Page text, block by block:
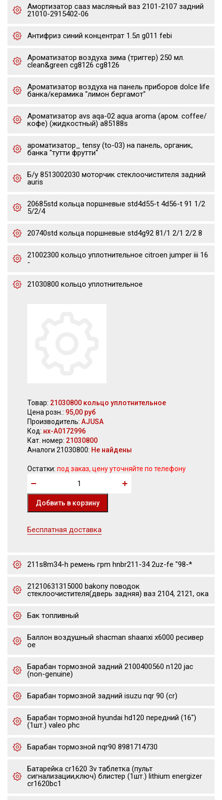
Амортизатор сааз масляный ваз 2101-2107 задний
21010-2915402-06
Антифриз синий концентрат 1.5л g011 febi
Ароматизатор воздуха зима (триггер) 250 мл.
clean&green cg8126 cg8126
Ароматизатор воздуха на панель приборов dolce life
банка/керамика "лимон бергамот"
Ароматизатор avs aqa-02 aqua aroma (аром. coffee/
кофе) (жидкостный) a85188s
ароматизатор_ tensy (to-03) на панель, органик,
банка "тутти фрутти"
Б/у 8513002030 моторчик стеклоочистителя задний
auris
20685std кольца поршневые std4d55-t 4d56-t 91 1/2
5/2/4
20740std кольца поршневые std4g92 81/1 2/1 2/2 8
21002300 кольцо уплотнительное citroen jumper iii 16
-
21030800 кольцо уплотнительное
Товар: 21030800 кольцо уплотнительное
Цена розн.: 95,00 руб
Производитель: AJUSA
Код: нх-А0172996
Кат. номер: 21030800
Аналоги 21030800: Не найдены
Остатки: под заказ, цену уточняйте по телефону
Бесплатная доставка
211s8m34-h ремень грm hnbr211-34 2uz-fe "98-*
21210631315000 bakony поводок
стеклоочистителя(дверь задняя) ваз 2104, 2121, ока
Бак топливный
Баллон воздушный shacman shaanxi x6000 ресивер
oe
Барабан тормозной задний 2100400560 n120 jac
(non-genuine)
Барабан тормозной задний isuzu nqr 90 (cr)
Барабан тормозной hyundai hd120 передний (16")
(1шт.) valeo phc
Барабан тормозной nqr90 8981714730
Батарейка cr1620 3v таблетка (пульт
сигнализации,ключ) блистер (1шт.) lithium energizer
cr1620bc1